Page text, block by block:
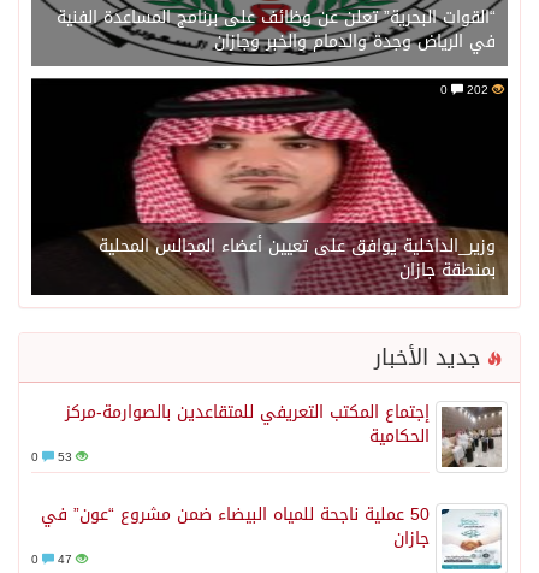
“القوات البحرية” تعلن عن وظائف على برنامج المساعدة الفنية
في الرياض وجدة والدمام والخبر وجازان
202
وزير_الداخلية يوافق على تعيين أعضاء المجالس المحلية
بمنطقة جازان
جديد الأخبار
إجتماع المكتب التعريفي للمتقاعدين بالصوارمة-مركز
الحكامية
53
50 عملية ناجحة للمياه البيضاء ضمن مشروع “عون” في
جازان
47